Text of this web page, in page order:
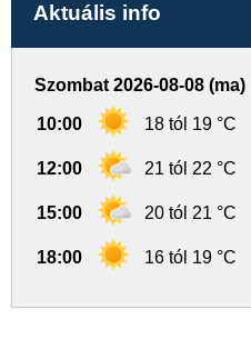
Aktuális info
Szombat 2026-08-08 (ma)
10:00 18 tól 19 °C
12:00 21 tól 22 °C
15:00 20 tól 21 °C
18:00 16 tól 19 °C